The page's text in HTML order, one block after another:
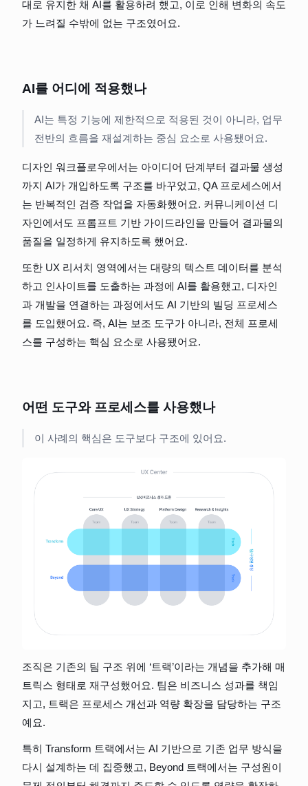
대로 유지한 채 AI를 활용하려 했고, 이로 인해 변화의 속도
가 느려질 수밖에 없는 구조였어요.
AI를 어디에 적용했나
AI는 특정 기능에 제한적으로 적용된 것이 아니라, 업무
전반의 흐름을 재설계하는 중심 요소로 사용됐어요.
디자인 워크플로우에서는 아이디어 단계부터 결과물 생성
까지 AI가 개입하도록 구조를 바꾸었고, QA 프로세스에서
는 반복적인 검증 작업을 자동화했어요. 커뮤니케이션 디
자인에서도 프롬프트 기반 가이드라인을 만들어 결과물의
품질을 일정하게 유지하도록 했어요.
또한 UX 리서치 영역에서는 대량의 텍스트 데이터를 분석
하고 인사이트를 도출하는 과정에 AI를 활용했고, 디자인
과 개발을 연결하는 과정에서도 AI 기반의 빌딩 프로세스
를 도입했어요. 즉, AI는 보조 도구가 아니라, 전체 프로세
스를 구성하는 핵심 요소로 사용됐어요.
어떤 도구와 프로세스를 사용했나
이 사례의 핵심은 도구보다 구조에 있어요.
조직은 기존의 팀 구조 위에 ‘트랙’이라는 개념을 추가해 매
트릭스 형태로 재구성했어요. 팀은 비즈니스 성과를 책임
지고, 트랙은 프로세스 개선과 역량 확장을 담당하는 구조
예요.
특히 Transform 트랙에서는 AI 기반으로 기존 업무 방식을
다시 설계하는 데 집중했고, Beyond 트랙에서는 구성원이